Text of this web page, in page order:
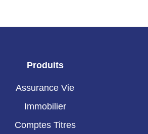
Produits
Assurance Vie
Immobilier
Comptes Titres